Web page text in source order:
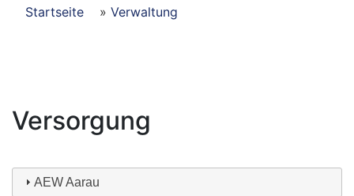
Pfadnavigation
Startseite Verwaltung
Hauptnavigation
Versorgung
AEW Aarau